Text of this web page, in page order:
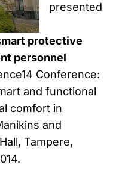
presented
protective
personnel
Conference:
and functional
comfort in
and
Tampere,